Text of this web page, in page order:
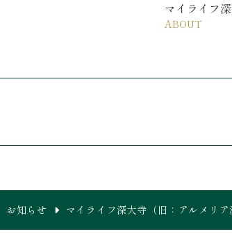
マイライフ
ABOUT
お知らせ マイライフ深大寺（旧：アルメリ